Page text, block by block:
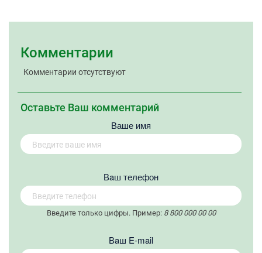
Комментарии
Комментарии отсутствуют
Оставьте Ваш комментарий
Ваше имя
Вaш телефон
Введите только цифры. Пример: 8 800 000 00 00
Вaш E-mail